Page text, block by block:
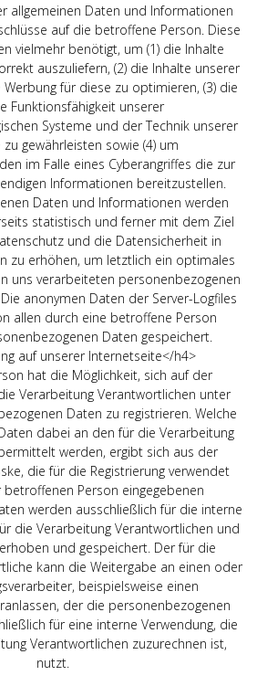
allgemeinen Daten und Informationen
auf die betroffene Person. Diese
vielmehr benötigt, um (1) die Inhalte
auszuliefern, (2) die Inhalte unserer
für diese zu optimieren, (3) die
Funktionsfähigkeit unserer
Systeme und der Technik unserer
gewährleisten sowie (4) um
im Falle eines Cyberangriffes die zur
Informationen bereitzustellen.
Daten und Informationen werden
statistisch und ferner mit dem Ziel
und die Datensicherheit in
zu erhöhen, um letztlich ein optimales
uns verarbeiteten personenbezogenen
anonymen Daten der Server-Logfiles
allen durch eine betroffene Person
Daten gespeichert.
auf unserer Internetseite</h4>
hat die Möglichkeit, sich auf der
Verarbeitung Verantwortlichen unter
Daten zu registrieren. Welche
dabei an den für die Verarbeitung
werden, ergibt sich aus der
die für die Registrierung verwendet
Person eingegebenen
werden ausschließlich für die interne
die Verarbeitung Verantwortlichen und
und gespeichert. Der für die
kann die Weitergabe an einen oder
beispielsweise einen
der die personenbezogenen
für eine interne Verwendung, die
Verantwortlichen zuzurechnen ist,
nutzt.